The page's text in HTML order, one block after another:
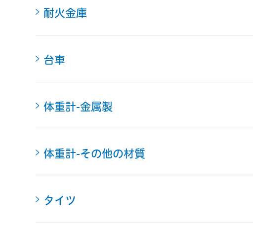
耐火金庫
台車
体重計-金属製
体重計-その他の材質
タイツ